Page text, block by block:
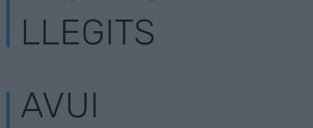
LLEGITS
AVUI